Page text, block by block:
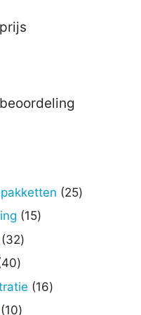
2525
1515
3232
4040
producten
1616
1010